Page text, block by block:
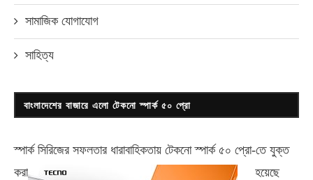
সামাজিক যোগাযোগ
সাহিত্য
বাংলাদেশের বাজারে এলো টেকনো স্পার্ক ৫০ প্রো
স্পার্ক সিরিজের সফলতার ধারাবাহিকতায় টেকনোস্পার্ক ৫০ প্রো-তে যুক্ত
করা
হয়েছে